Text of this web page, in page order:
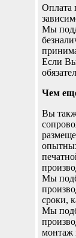
Оплата
Мы
Если
Чем
Вы
Мы
сроки,
Мы
монтаж